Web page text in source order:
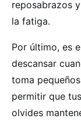
reposabrazos
la fatiga.
Por último, es
descansar
toma
permitir que
olvides